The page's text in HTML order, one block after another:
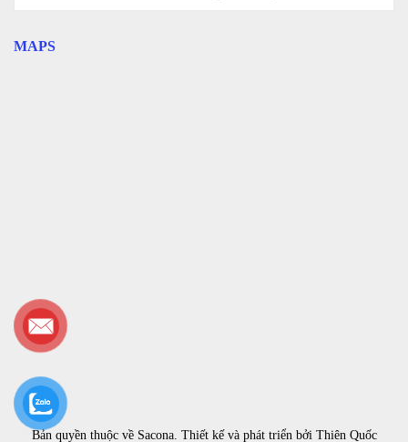
MAPS
Bản quyền thuộc về Sacona. Thiết kế và phát triển bởi Thiên Quốc